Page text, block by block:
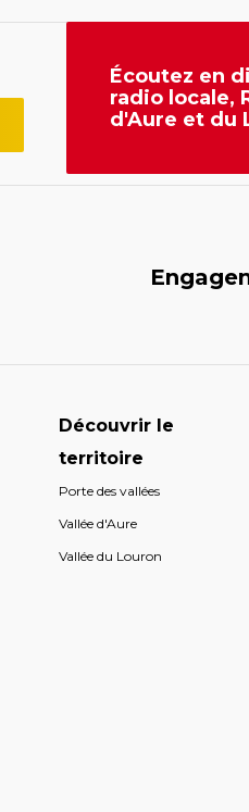
Écoutez en
radio locale,
d'Aure et du
Découvrir le
territoire
Porte des vallées
Vallée d'Aure
Vallée du Louron